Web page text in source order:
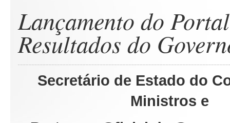
Lançamento do
Resultados do
Secretário de Estado do
Ministros e